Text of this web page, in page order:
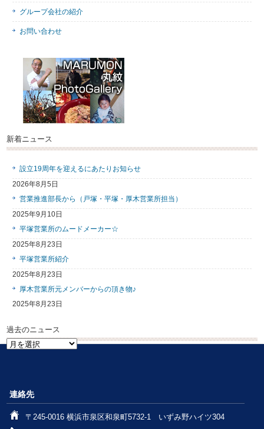
グループ会社の紹介
お問い合わせ
新着ニュース
設立19周年を迎えるにあたりお知らせ
2026年8月5日
営業推進部長から（戸塚・平塚・厚木営業所担当）
2025年9月10日
平塚営業所のムードメーカー☆
2025年8月23日
平塚営業所紹介
2025年8月23日
厚木営業所元メンバーからの頂き物♪
2025年8月23日
過去のニュース
過
ー
連絡先
〒245-0016 横浜市泉区和泉町5732-1 いずみ野ハイツ304